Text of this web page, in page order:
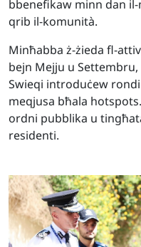
bbenefikaw minn dan
qrib il-komunità.
Minħabba ż-żieda fl-
bejn Mejju u Settembru,
Swieqi introduċew
meqjusa bħala
ordni pubblika u
residenti.